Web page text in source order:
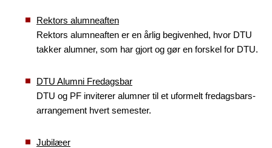
Rektors alumneaften
Rektors alumneaften er en årlig begivenhed, hvor DTU
takker alumner, som har gjort og gør en forskel for DTU.
DTU Alumni Fredagsbar
DTU og PF inviterer alumner til et uformelt fredagsbars-
arrangement hvert semester.
Jubilæer